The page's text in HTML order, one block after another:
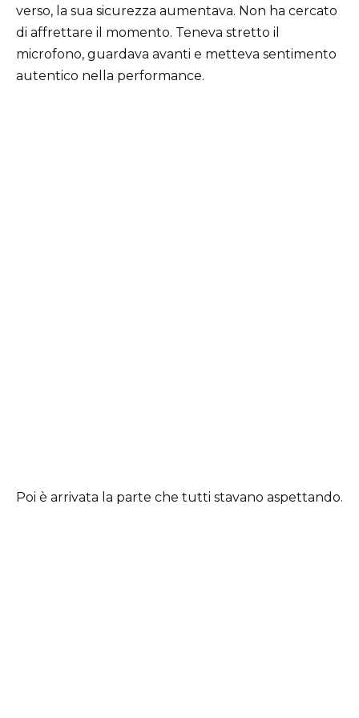
verso, la sua sicurezza aumentava. Non ha cercato
di affrettare il momento. Teneva stretto il
microfono, guardava avanti e metteva sentimento
autentico nella performance.
Poi è arrivata la parte che tutti stavano aspettando.